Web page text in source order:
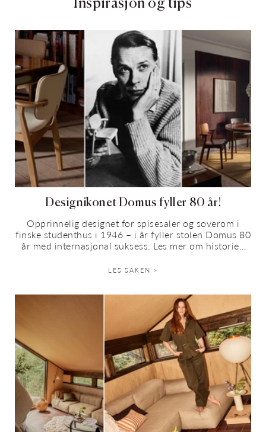
Inspirasjon og tips
Designikonet Domus fyller 80 år!
Opprinnelig designet for spisesaler og soverom i
finske studenthus i 1946 – i år fyller stolen Domus 80
år med internasjonal suksess. Les mer om historien
LES SAKEN >